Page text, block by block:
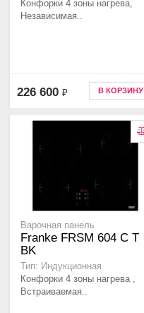
Конфорки 4 зоны нагрева,
Независимая..
226 600 ₽ В КОРЗИНУ
Варочная панель
Franke FRSM 604 C T
BK
Тип: Индукционная
Конфорки 4 зоны нагрева ,
Встраиваемая..